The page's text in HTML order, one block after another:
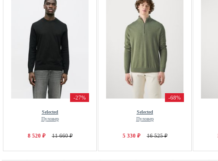
-27%
Selected
Пуловер
8 520 ₽ 11 660 ₽
-68%
Selected
Пуловер
5 330 ₽ 16 525 ₽